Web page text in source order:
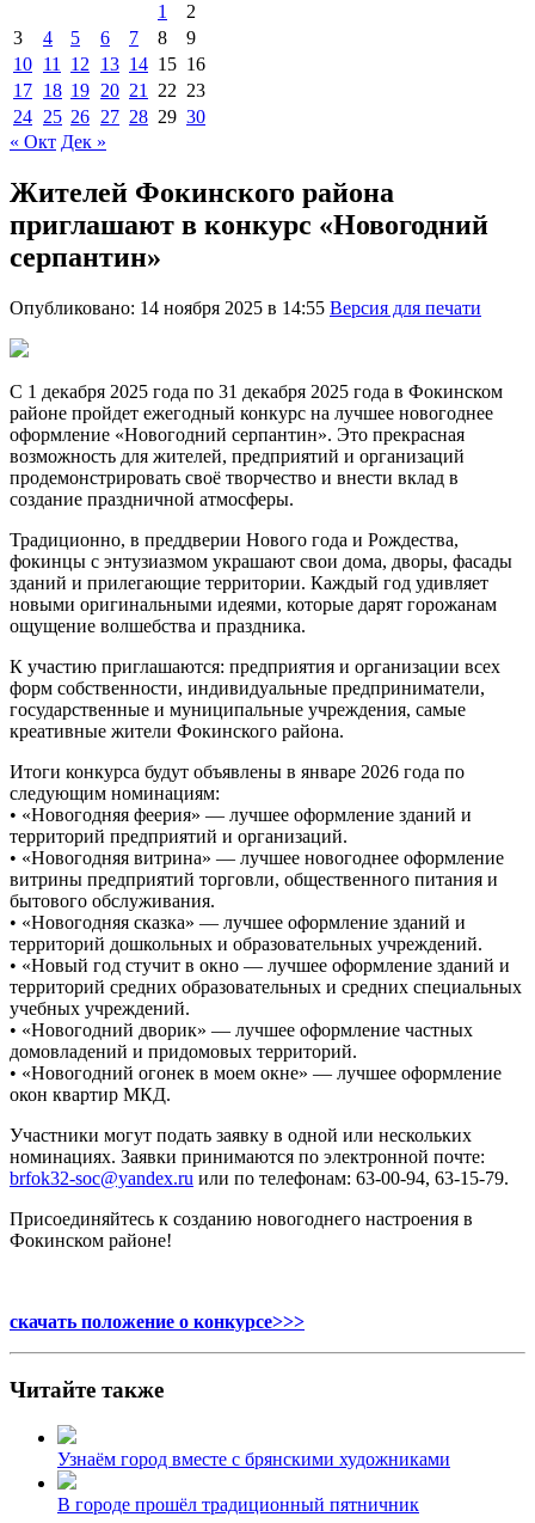
1
2
3
4 5 6 7 8
9
10 11 12 13 14 15 16
17 18 19 20 21 22 23
24 25 26 27 28 29 30
« Окт Дек »
Жителей Фокинского района
приглашают в конкурс «Новогодний
серпантин»
Опубликовано: 14 ноября 2025 в 14:55 Версия для печати
С 1 декабря 2025 года по 31 декабря 2025 года в Фокинском
районе пройдет ежегодный конкурс на лучшее новогоднее
оформление «Новогодний серпантин». Это прекрасная
возможность для жителей, предприятий и организаций
продемонстрировать своё творчество и внести вклад в
создание праздничной атмосферы.
Традиционно, в преддверии Нового года и Рождества,
фокинцы с энтузиазмом украшают свои дома, дворы, фасады
зданий и прилегающие территории. Каждый год удивляет
новыми оригинальными идеями, которые дарят горожанам
ощущение волшебства и праздника.
К участию приглашаются: предприятия и организации всех
форм собственности, индивидуальные предприниматели,
государственные и муниципальные учреждения, самые
креативные жители Фокинского района.
Итоги конкурса будут объявлены в январе 2026 года по
следующим номинациям:
• «Новогодняя феерия» — лучшее оформление зданий и
территорий предприятий и организаций.
• «Новогодняя витрина» — лучшее новогоднее оформление
витрины предприятий торговли, общественного питания и
бытового обслуживания.
• «Новогодняя сказка» — лучшее оформление зданий и
территорий дошкольных и образовательных учреждений.
• «Новый год стучит в окно — лучшее оформление зданий и
территорий средних образовательных и средних специальных
учебных учреждений.
• «Новогодний дворик» — лучшее оформление частных
домовладений и придомовых территорий.
• «Новогодний огонек в моем окне» — лучшее оформление
окон квартир МКД.
Участники могут подать заявку в одной или нескольких
номинациях. Заявки принимаются по электронной почте:
brfok32-soc@yandex.ru или по телефонам: 63-00-94, 63-15-79.
Присоединяйтесь к созданию новогоднего настроения в
Фокинском районе!
скачать положение о конкурсе>>>
Читайте также
Узнаём город вместе с брянскими художниками
В городе прошёл традиционный пятничник